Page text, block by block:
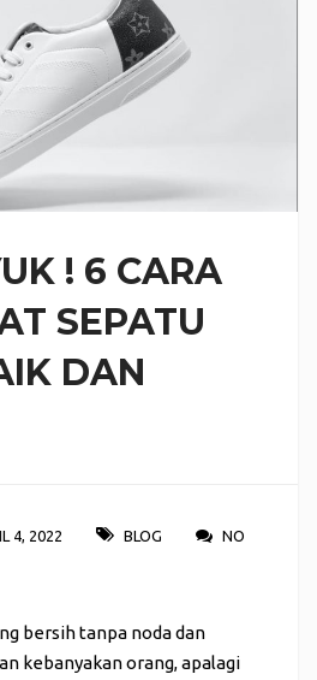
! 6 CARA
SEPATU
DAN
4, 2022 BLOG
NO
bersih tanpa noda dan
kebanyakan orang, apalagi